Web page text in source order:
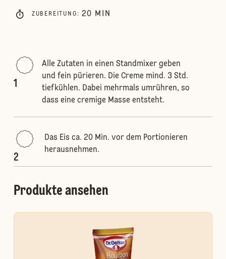
ZUBEREITUNG : 20 MIN
1
Alle Zutaten in einen Standmixer geben
und fein pürieren. Die Creme mind. 3 Std.
tiefkühlen. Dabei mehrmals umrühren, so
dass eine cremige Masse entsteht.
2
Das Eis ca. 20 Min. vor dem Portionieren
herausnehmen.
Produkte ansehen